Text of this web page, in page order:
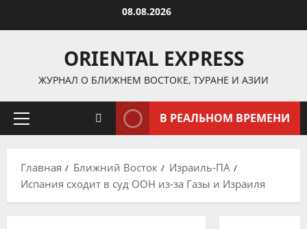
08.08.2026
ORIENTAL EXPRESS
ЖУРНАЛ О БЛИЖНЕМ ВОСТОКЕ, ТУРАНЕ И АЗИИ
Основное
В РЕАЛЬНОМ ВРЕМЕНИ
Главная Ближний Восток
Израиль-ПА
Испания сходит в суд ООН из-за Газы и Израиля